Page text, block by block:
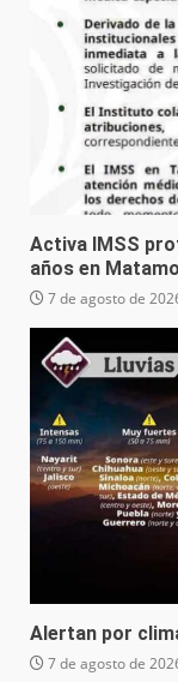
Activa IMSS
años en
7 de agosto de
Alertan por
7 de agosto de